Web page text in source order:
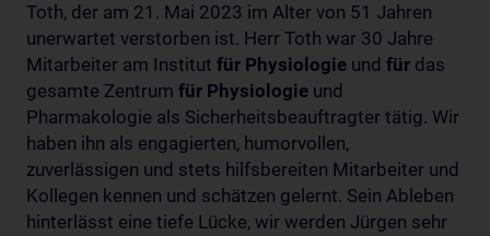
Toth, der am 21. Mai 2023 im Alter von 51 Jahren
unerwartet verstorben ist. Herr Toth war 30 Jahre
Mitarbeiter am Institut für Physiologie und für das
gesamte Zentrum für Physiologie und
Pharmakologie als Sicherheitsbeauftragter tätig. Wir
haben ihn als engagierten, humorvollen,
zuverlässigen und stets hilfsbereiten Mitarbeiter und
Kollegen kennen und schätzen gelernt. Sein Ableben
hinterlässt eine tiefe Lücke, wir werden Jürgen sehr